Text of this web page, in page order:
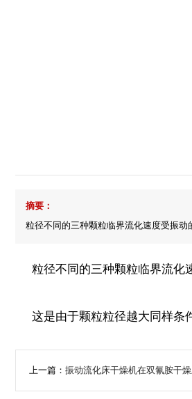
摘要：
粒径不同的三种颗粒临界流化速度受振动
粒径不同的三种颗粒临界流化
这是由于颗粒粒径越大同样条
上一篇：振动流化床干燥机在双氰胺干